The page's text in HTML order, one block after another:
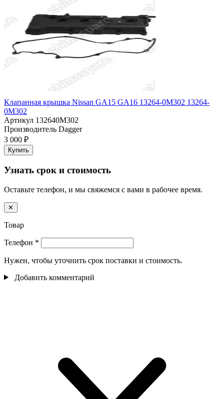
Клапанная крышка Nissan GA15 GA16 13264-0M302 13264-
0M302
Артикул 132640M302
Производитель Dagger
3 000 ₽
Купить
Узнать срок и стоимость
Оставьте телефон, и мы свяжемся с вами в рабочее время.
✕
Товар
Телефон *
Нужен, чтобы уточнить срок поставки и стоимость.
Добавить комментарий